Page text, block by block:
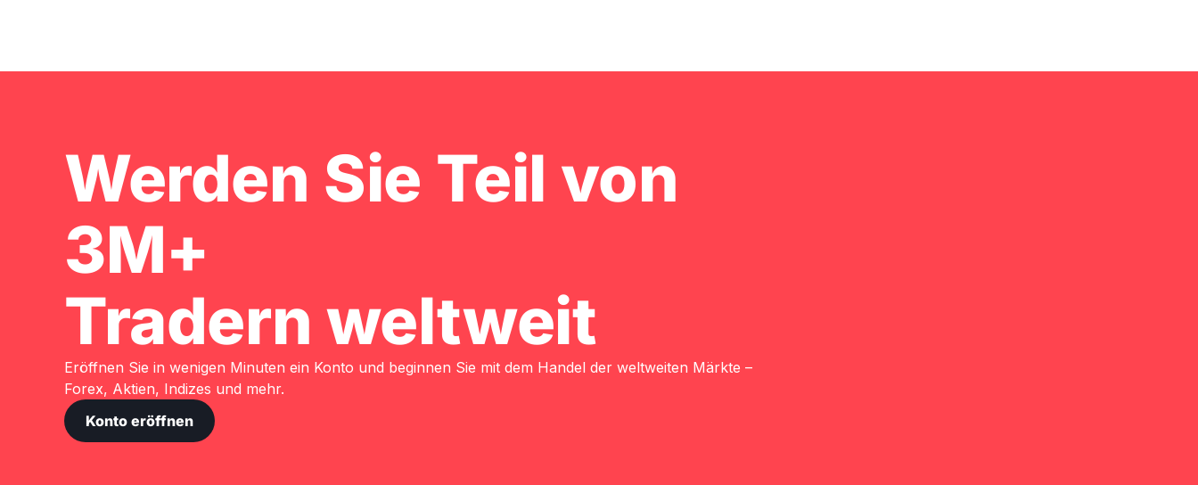
Werden Sie Teil von
3M+
Tradern weltweit
Eröffnen Sie in wenigen Minuten ein Konto und beginnen Sie mit dem Handel der weltweiten Märkte –
Forex, Aktien, Indizes und mehr.
Konto eröffnen